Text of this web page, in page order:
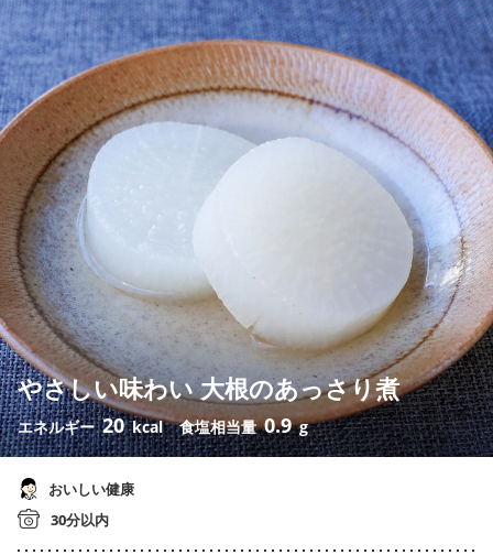
やさしい味わい 大根のあっさり煮
エネルギー20 kcal 食塩相当量0.9 g
おいしい健康
30分以内